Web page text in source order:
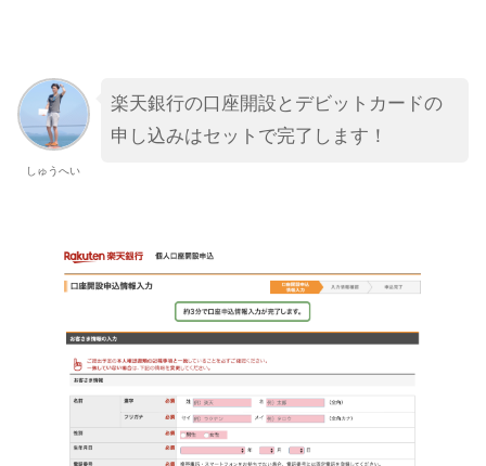
しゅうへい
楽天銀行の口座開設とデビットカードの
申し込みはセットで完了します！